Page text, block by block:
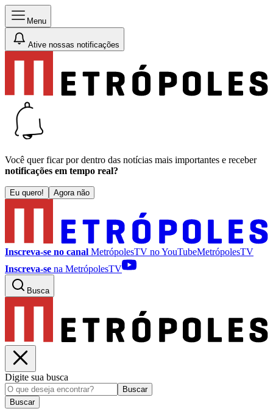
Menu
Ative nossas notificações
Você quer ficar por dentro das notícias mais importantes e receber
notificações em tempo real?
Eu quero! Agora não
Inscreva-se no canal MetrópolesTV noYouTubeMetrópolesTV
Inscreva-se na MetrópolesTV
Busca
Digite sua busca
Buscar
Buscar